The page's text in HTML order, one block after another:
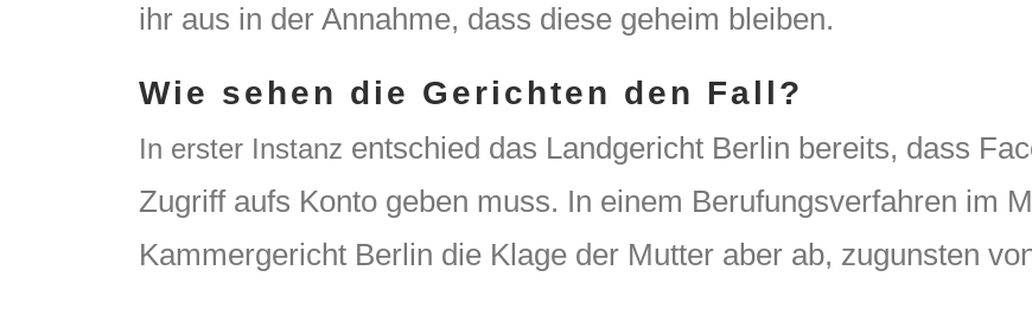
ihr aus in der Annahme, dass diese geheim bleiben.
Wie sehen die Gerichten den Fall?
In erster Instanz entschied das Landgericht Berlin bereits, dass
Zugriff aufs Konto geben muss. In einem Berufungsverfahren im
Kammergericht Berlin die Klage der Mutter aber ab, zugunsten